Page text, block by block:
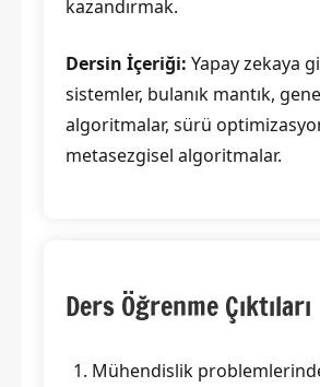
kazandırmak.
Dersin İçeriği: Yapay zekaya
sistemler, bulanık mantık,
algoritmalar, sürü
metasezgisel algoritmalar.
Ders Öğrenme Çıktıları
Mühendislik